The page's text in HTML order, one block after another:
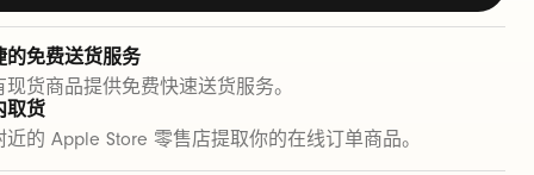
的免费送货服务
现货商品提供免费快速送货服务。
取货
近的 Apple Store 零售店提取你的在线订单商品。